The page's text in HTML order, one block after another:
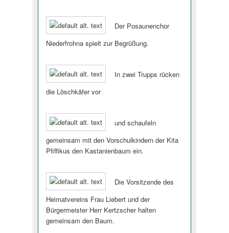
Der Posaunenchor
Niederfrohna spielt zur Begrüßung.
In zwei Trupps rücken
die Löschkäfer vor
und schaufeln
gemeinsam mit den Vorschulkindern der Kita
Pfiffikus den Kastanienbaum ein.
Die Vorsitzende des
Heimatvereins Frau Liebert und der
Bürgermeister Herr Kertzscher halten
gemeinsam den Baum.